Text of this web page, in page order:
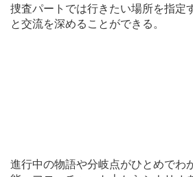
捜査パートでは行きたい場所を指定
と交流を深めることができる。
進行中の物語や分岐点がひとめでわ